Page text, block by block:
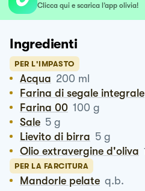
Clicca qui e scarica l’app olivia!
Ingredienti
PER L'IMPASTO
Acqua 200 ml
Farina di segale integrale
Farina 00 100 g
Sale 5 g
Lievito di birra 5 g
Olio extravergine d'oliva
PER LA FARCITURA
Mandorle pelate q.b.